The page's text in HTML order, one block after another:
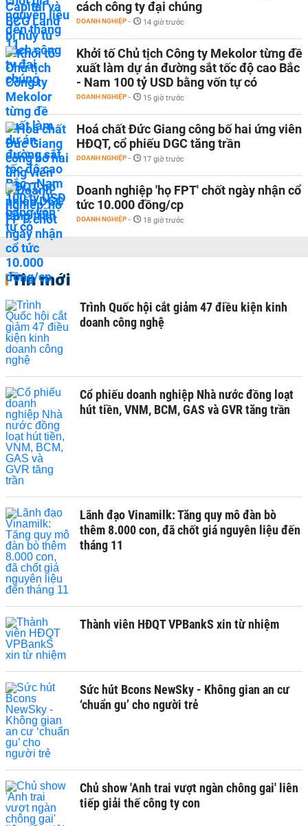
cách công ty đại chúng
DOANH NGHIỆP - 14 giờ trước
Khởi tố Chủ tịch Công ty Mekolor từng đề
xuất làm dự án đường sắt tốc độ cao Bắc
- Nam 100 tỷ USD bằng vốn tự có
DOANH NGHIỆP - 15 giờ trước
Hoá chất Đức Giang công bố hai ứng viên
HĐQT, cổ phiếu DGC tăng trần
DOANH NGHIỆP - 17 giờ trước
Doanh nghiệp 'họ FPT' chốt ngày nhận cổ
tức 10.000 đồng/cp
DOANH NGHIỆP - 18 giờ trước
Tin mới
Trình Quốc hội cắt giảm 47 điều kiện kinh
doanh công nghệ
Cổ phiếu doanh nghiệp Nhà nước đồng loạt
hút tiền, VNM, BCM, GAS và GVR tăng trần
Lãnh đạo Vinamilk: Tăng quy mô đàn bò
thêm 8.000 con, đã chốt giá nguyên liệu đến
tháng 11
Thành viên HĐQT VPBankS xin từ nhiệm
Sức hút Bcons NewSky - Không gian an cư
‘chuẩn gu’ cho người trẻ
Chủ show 'Anh trai vượt ngàn chông gai' liên
tiếp giải thế công ty con